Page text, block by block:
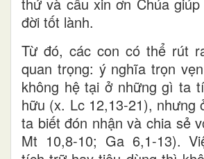
đời tốt lành.
Từ đó, các con có thể rút
quan trọng: ý nghĩa trọn
không hệ tại ở những gì ta
hữu (x. Lc 12,13-21), nhưng
ta biết đón nhận và chia sẻ
Mt 10,8-10; Ga 6,1-13).